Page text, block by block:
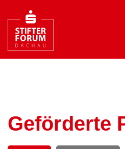
Geförderte